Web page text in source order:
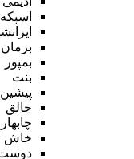
اسپکه
بزمان
بمپور
بنت
پیشین
جالق
چابهار
خاش